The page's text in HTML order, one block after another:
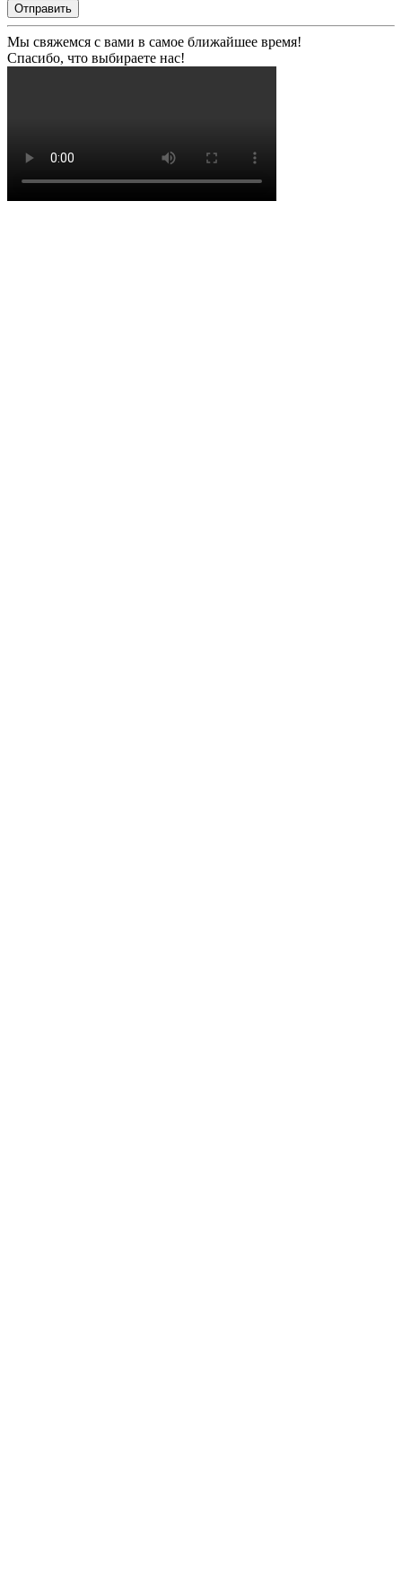
Отправить
Мы свяжемся с вами в самое ближайшее время!
Спасибо, что выбираете нас!